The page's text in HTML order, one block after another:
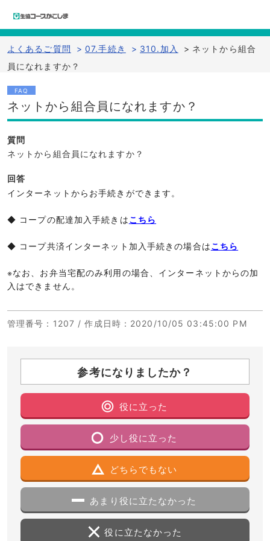
よくあるご質問 > 07.手続き > 310.加入 > ネットから組合
員になれますか？
FAQ
ネットから組合員になれますか？
質問
ネットから組合員になれますか？
回答
インターネットからお手続きができます。
◆ コープの配達加入手続きはこちら
◆ コープ共済インターネット加入手続きの場合はこちら
※なお、お弁当宅配のみ利用の場合、インターネットからの加
入はできません。
管理番号 ：1207 /作成日時 ：2020/10/05 03:45:00 PM
参考になりましたか？
役に立った
少し役に立った
どちらでもない
あまり役に立たなかった
役に立たなかった